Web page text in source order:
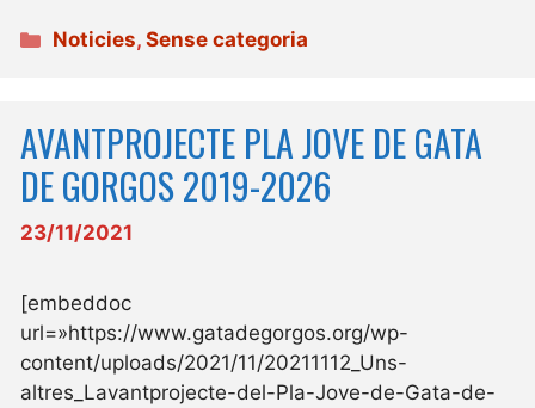
Categories
Noticies,Sense categoria
AVANTPROJECTE PLA JOVE DE GATA
DE GORGOS 2019-2026
23/11/2021
[embeddoc
url=»https://www.gatadegorgos.org/wp-
content/uploads/2021/11/20211112_Uns-
altres_Lavantprojecte-del-Pla-Jove-de-Gata-de-